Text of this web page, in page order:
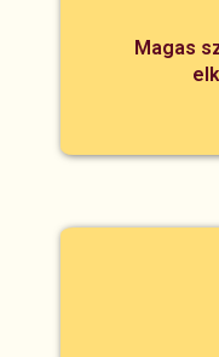
Magas